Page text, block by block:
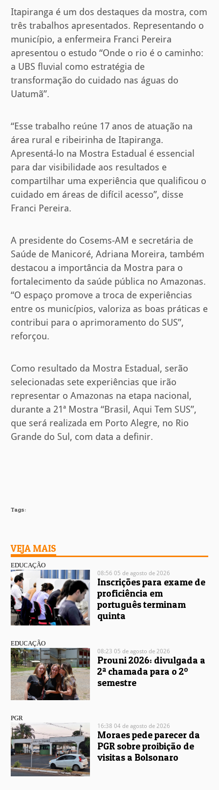
Itapiranga é um dos destaques da mostra, com
três trabalhos apresentados. Representando o
município, a enfermeira Franci Pereira
apresentou o estudo “Onde o rio é o caminho:
a UBS fluvial como estratégia de
transformação do cuidado nas águas do
Uatumã”.
“Esse trabalho reúne 17 anos de atuação na
área rural e ribeirinha de Itapiranga.
Apresentá-lo na Mostra Estadual é essencial
para dar visibilidade aos resultados e
compartilhar uma experiência que qualificou o
cuidado em áreas de difícil acesso”, disse
Franci Pereira.
A presidente do Cosems-AM e secretária de
Saúde de Manicoré, Adriana Moreira, também
destacou a importância da Mostra para o
fortalecimento da saúde pública no Amazonas.
“O espaço promove a troca de experiências
entre os municípios, valoriza as boas práticas e
contribui para o aprimoramento do SUS”,
reforçou.
Como resultado da Mostra Estadual, serão
selecionadas sete experiências que irão
representar o Amazonas na etapa nacional,
durante a 21ª Mostra “Brasil, Aqui Tem SUS”,
que será realizada em Porto Alegre, no Rio
Grande do Sul, com data a definir.
Tags:
VEJA MAIS
EDUCAÇÃO
08:56 05 de agosto de 2026
Inscrições para exame de
proficiência em
português terminam
quinta
EDUCAÇÃO
08:23 05 de agosto de 2026
Prouni 2026: divulgada a
2ª chamada para o 2º
semestre
PGR
16:38 04 de agosto de 2026
Moraes pede parecer da
PGR sobre proibição de
visitas a Bolsonaro